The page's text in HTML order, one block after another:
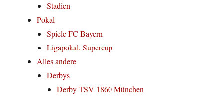
Stadien
Pokal
Spiele FC Bayern
Ligapokal, Supercup
Alles andere
Derbys
Derby TSV 1860 München